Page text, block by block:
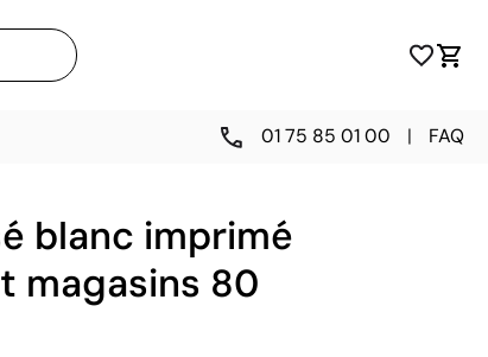
01 75 85 01 00 | FAQ
blanc imprimé
magasins 80